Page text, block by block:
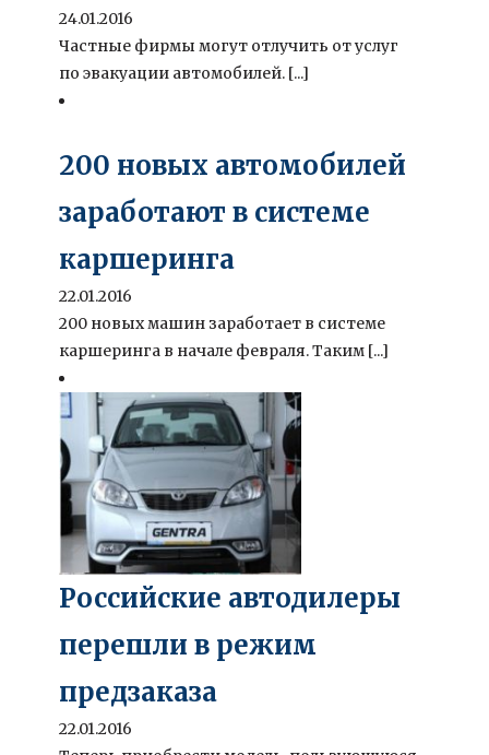
24.01.2016
Частные фирмы могут отлучить от услуг
по эвакуации автомобилей. [...]
200 новых автомобилей
заработают в системе
каршеринга
22.01.2016
200 новых машин заработает в системе
каршеринга в начале февраля. Таким [...]
Российские автодилеры
перешли в режим
предзаказа
22.01.2016